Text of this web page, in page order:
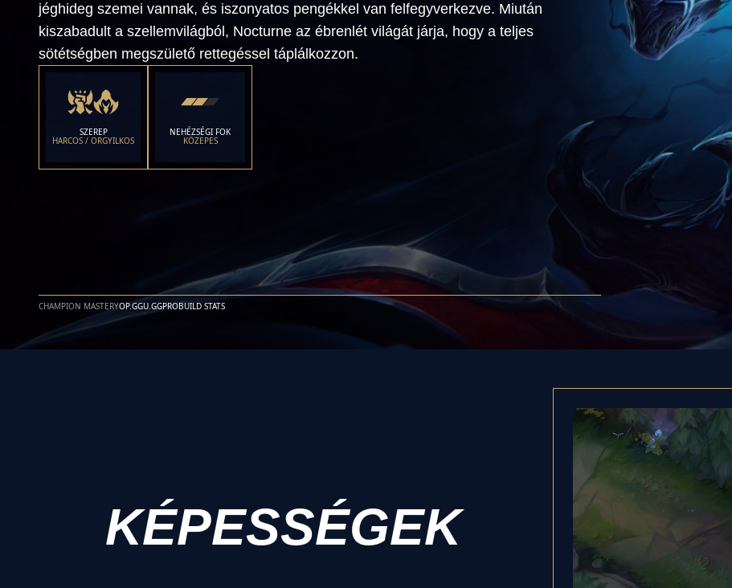
jéghideg szemei vannak, és iszonyatos pengékkel van felfegyverkezve. Miután
kiszabadult a szellemvilágból, Nocturne az ébrenlét világát járja, hogy a teljes
sötétségben megszülető rettegéssel táplálkozzon.
SZEREP
HARCOS / ORGYILKOS
NEHÉZSÉGI FOK
KÖZEPES
CHAMPION MASTERYOP.GGU.GGPROBUILD STATS
KÉPESSÉGEK